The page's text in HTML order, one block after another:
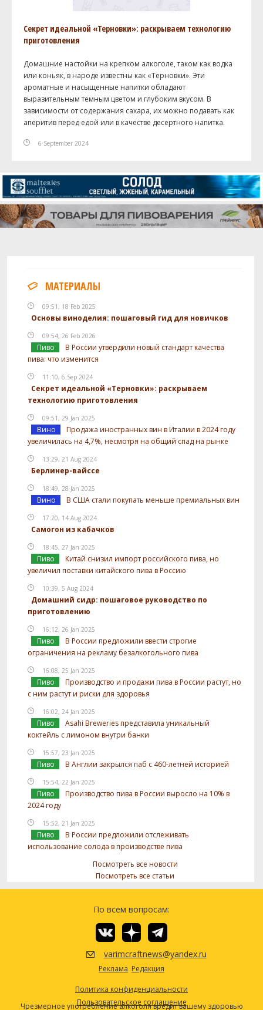
Секрет идеальной «Терновки»: раскрываем технологию
приготовления
Домашние настойки на крепком алкоголе, таком как водка
или коньяк, в народе известны как «Терновки». Эти
ароматные и насыщенные напитки обладают
выразительным темным цветом и глубоким вкусом. В
зависимости от содержания сахара, их можно подавать как
аперитив перед едой или в качестве десертного напитка.
6 September 2024
МАТЕРИАЛЫ
09:51, 18 Feb 2025
Основы виноделия: пошаговый гид для новичков
09:54, 26 Feb 2026
Пиво
В России утвердили новый стандарт качества
пива: что изменится
11:10, 6 Sep 2024
Секрет идеальной «Терновки»: раскрываем
технологию приготовления
09:51, 29 Jan 2025
Вино
Продажа иностранных вин в Италии в 2024 году
увеличилась на 4,7%, несмотря на общий спад на рынке
13:29, 21 Aug 2024
Берлинер-вайссе
18:49, 28 Jan 2025
Вино В США стали покупать меньше премиальных вин
17:20, 14 Aug 2024
Самогон из кабачков
18:45, 27 Jan 2025
Пиво
Китай снизил импорт российского пива, но
увеличил поставки китайского пива в Россию
10:39, 5 Aug 2024
Домашний сидр: пошаговое руководство по
приготовлению
16:12, 26 Jan 2025
Пиво
В России предложили ввести строгие
ограничения на рекламу безалкогольного пива
16:08, 25 Jan 2025
Пиво
Производство и продажи пива в России растут, но
с ним растут и риски для здоровья
16:02, 24 Jan 2025
Пиво
Asahi Breweries представила уникальный
коктейль с лимоном внутри банки
15:57, 23 Jan 2025
Пиво В Англии закрылся паб с 460-летней историей
15:54, 22 Jan 2025
Пиво
Производство пива в России выросло на 10% в
2024 году
15:52, 21 Jan 2025
Пиво
В России предложили отслеживать
использование солода в производстве пива
Посмотреть все новости
Посмотреть все статьи
По всем вопросам:
varimcraftnews@yandex.ru
Реклама Редакция
Политика конфиденциальности
Пользовательское соглашение
Чрезмерное употребление алкоголя вредит вашему здоровью